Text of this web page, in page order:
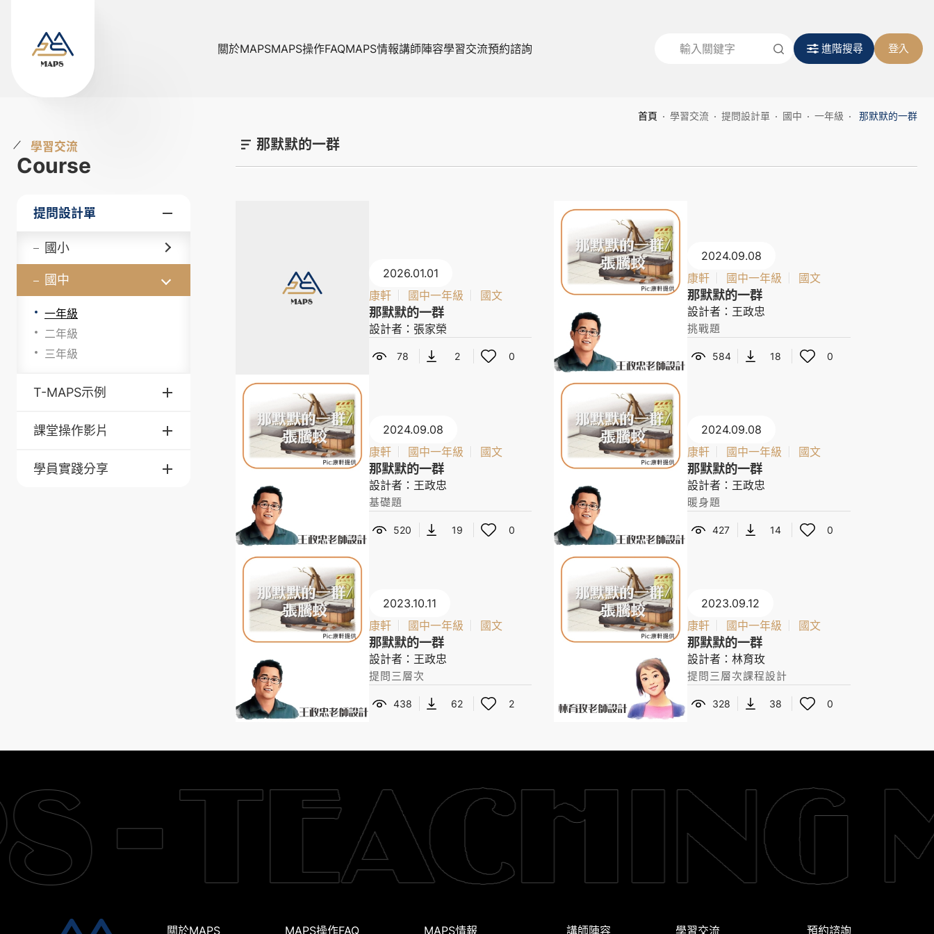
關於MAPSMAPS操作FAQMAPS情報講師陣容學習交流預約諮詢 進階搜尋 登入
首頁 學習交流 提問設計單 國中 一年級 那默默的一群
學習交流
Course
提問設計單
國小
國中
一年級
二年級
三年級
T-MAPS示例
課堂操作影片
學員實踐分享
那默默的一群
2026.01.01
康軒
國中一年級 國文
那默默的一群
設計者：張家榮
78 2 0
2024.09.08
康軒
國中一年級 國文
那默默的一群
設計者：王政忠
挑戰題
584 18 0
2024.09.08
康軒
國中一年級 國文
那默默的一群
設計者：王政忠
基礎題
520 19 0
2024.09.08
康軒
國中一年級 國文
那默默的一群
設計者：王政忠
暖身題
427 14 0
2023.10.11
康軒
國中一年級 國文
那默默的一群
設計者：王政忠
提問三層次
438 62 2
2023.09.12
康軒
國中一年級 國文
那默默的一群
設計者：林育玫
提問三層次課程設計
328 38 0
關於MAPS MAPS操作FAQ MAPS情報 講師陣容 學習交流 預約諮詢